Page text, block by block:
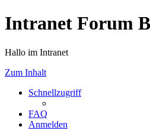
Intranet Forum
Hallo im Intranet
Zum Inhalt
Schnellzugriff
FAQ
Anmelden